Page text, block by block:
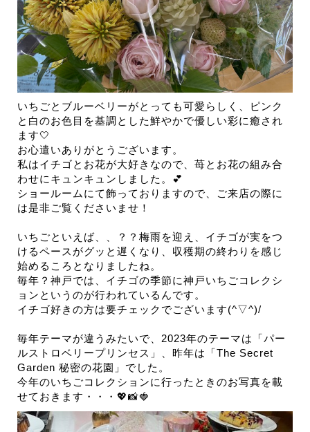
いちごとブルーベリーがとっても可愛らしく、ピンク
と白のお色目を基調とした鮮やかで優しい彩に癒され
ます🤍
お心遣いありがとうございます。
私はイチゴとお花が大好きなので、苺とお花の組み合
わせにキュンキュンしました。💕
ショールームにて飾っておりますので、ご来店の際に
は是非ご覧くださいませ！
いちごといえば、、？？梅雨を迎え、 イチゴが実をつ
けるペースがグッと遅くなり、収穫期の終わり を感じ
始めるころとなりましたね。
毎年？神戸では、イチゴの季節に神戸いちごコレクシ
ョンというのが行われているんです。
イチゴ好きの方は要チェックでございます(^▽^)/
毎年テーマが違うみたいで、2023年のテーマは「パー
ルストロベリープリンセス」、昨年は「The Secret
Garden 秘密の花園」でした。
今年のいちごコレクションに行ったときのお写真を載
せておきます・・・💖📸🍓